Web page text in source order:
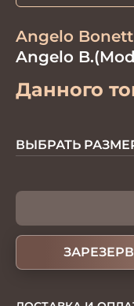
Angelo
Angelo
Данного
ВЫБРАТЬ